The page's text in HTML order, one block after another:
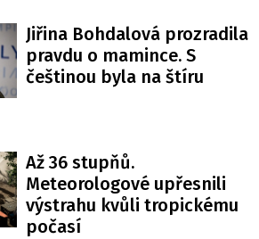
Jiřina Bohdalová prozradila
pravdu o mamince. S
češtinou byla na štíru
Až 36 stupňů.
Meteorologové upřesnili
výstrahu kvůli tropickému
počasí